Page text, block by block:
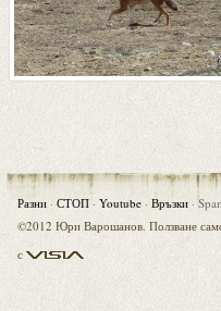
Разни · СТОП · Youtube · Връзки ·
©2012 Юри Варошанов. Ползване само
с Visia